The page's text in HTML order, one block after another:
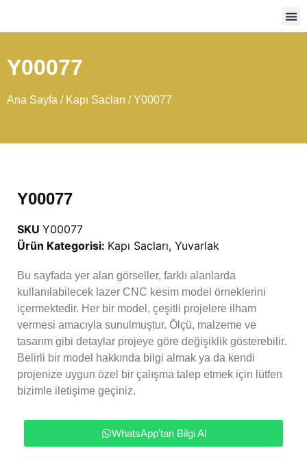
Y00077
Ana Sayfa / Kapı Sacları / Y00077
Y00077
SKU Y00077
Ürün Kategorisi: Kapı Sacları, Yuvarlak
Bu sayfada yer alan görseller, farklı alanlarda
kullanılabilecek lazer CNC kesim model örneklerini
içermektedir. Her bir model, çeşitli projelere ilham
vermesi amacıyla sunulmuştur. Ölçü, malzeme ve
tasarım gibi detaylar projeye göre değişiklik gösterebilir.
Belirli bir model hakkında bilgi almak ya da kendi
projenize uygun özel bir çalışma talep etmek için lütfen
bizimle iletişime geçiniz.
WhatsApp'tan Bilgi Al